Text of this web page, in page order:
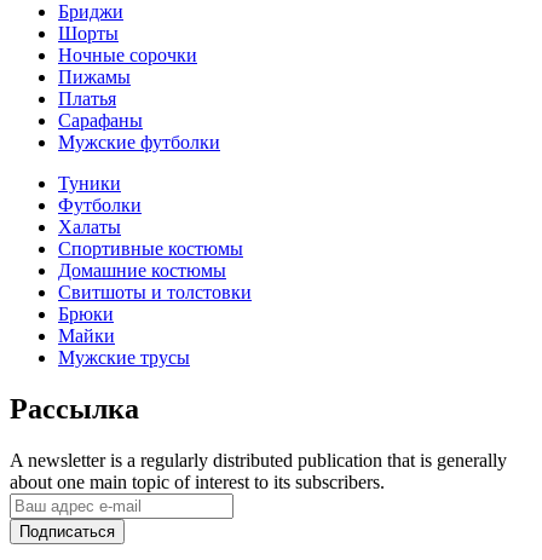
Бриджи
Шорты
Ночные сорочки
Пижамы
Платья
Сарафаны
Мужские футболки
Туники
Футболки
Халаты
Спортивные костюмы
Домашние костюмы
Свитшоты и толстовки
Брюки
Майки
Мужские трусы
Рассылка
A newsletter is a regularly distributed publication that is generally
about one main topic of interest to its subscribers.
Подписаться